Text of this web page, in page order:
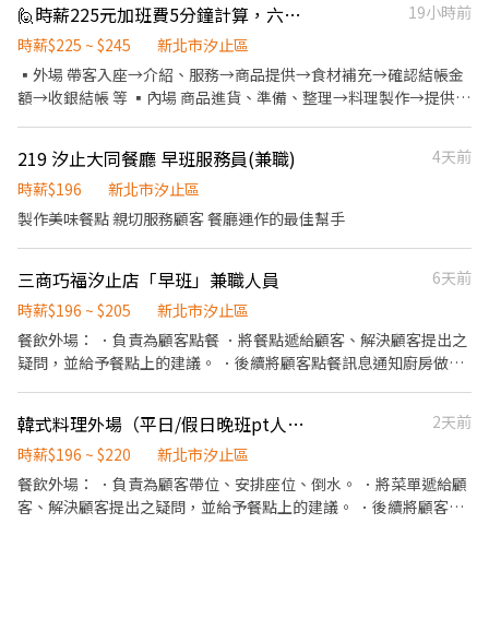
🙋時薪225元加班費5分鐘計算，六日時薪+20元 👏無經驗可🇯🇵內外場🎊彈性排班🎊
19小時前
時薪$225 ~ $245
新北市汐止區
▪外場 帶客入座→介紹、服務→商品提供→食材補充→確認結帳金
額→收銀結帳 等 ▪內場 商品進貨、準備、整理→料理製作→提供餐
219 汐止大同餐廳 早班服務員(兼職)
4天前
時薪$196
新北市汐止區
製作美味餐點 親切服務顧客 餐廳運作的最佳幫手
三商巧福汐止店「早班」兼職人員
6天前
時薪$196 ~ $205
新北市汐止區
餐飲外場： ．負責為顧客點餐 ．將餐點遞給顧客、解決顧客提出之
疑問，並給予餐點上的建議。 ．後續將顧客點餐訊息通知廚房做
飪中之準備工作與其他餐廳相關事務。 ．負責洗、剝、削、切各種
食材。 ．負責清理工作環境、設備和餐具。 ．準備不同餐點所需要
的食材。 ．協助測量食材的容量與重量。 ．負責擺盤、打包外帶服
務。
韓式料理外場（平日/假日晚班pt人員時薪196-220）
2天前
時薪$196 ~ $220
新北市汐止區
餐飲外場： ．負責為顧客帶位、安排座位、倒水。 ．將菜單遞給顧
客、解決顧客提出之疑問，並給予餐點上的建議。 ．後續將顧客點